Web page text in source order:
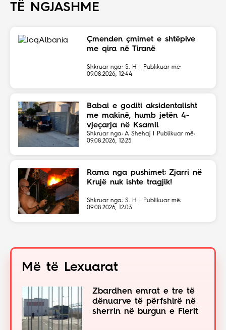
TË NGJASHME
Çmenden çmimet e shtëpive
me qira në Tiranë
Shkruar nga: S. H | Publikuar më:
09.08.2026, 12:44
Babai e goditi aksidentalisht
me makinë, humb jetën 4-
vjeçarja në Ksamil
Shkruar nga: A Shehaj | Publikuar më:
09.08.2026, 12:25
Rama nga pushimet: Zjarri në
Krujë nuk ishte tragjik!
Shkruar nga: S. H | Publikuar më:
09.08.2026, 12:03
Më të Lexuarat
Zbardhen emrat e tre të
dënuarve të përfshirë në
sherrin në burgun e Fierit